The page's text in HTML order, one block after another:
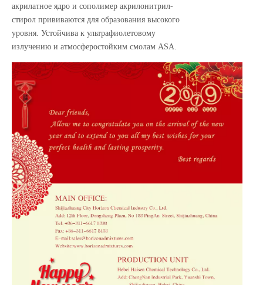
акрилатное ядро ​​и сополимер акрилонитрил-
стирол прививаются для образования высокого
уровня. Устойчива к ультрафиолетовому
излучению и атмосферостойким смолам ASA.